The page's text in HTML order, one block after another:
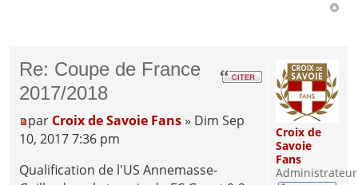
Re: Coupe de France
2017/2018
par Croix de Savoie Fans » Dim Sep
10, 2017 7:36 pm
Qualification de l'US Annemasse-
Croix de
Savoie
Fans
Administrateur